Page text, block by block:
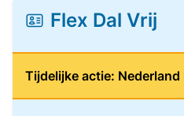
Flex Dal Vrij
Tijdelijke actie: